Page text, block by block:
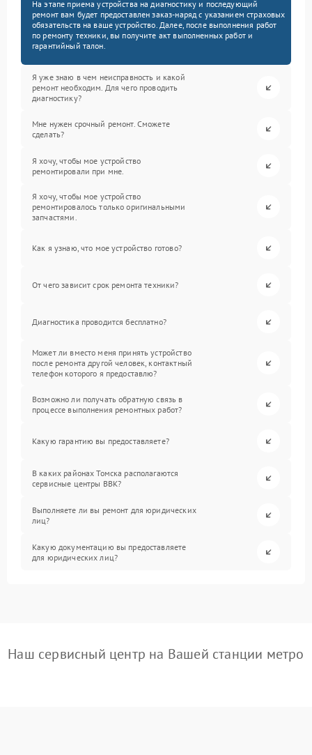
На этапе приема устройства на диагностику и последующий
ремонт вам будет предоставлен заказ-наряд с указанием страховых
обязательств на ваше устройство. Далее, после выполнения работ
по ремонту техники, вы получите акт выполненных работ и
гарантийный талон.
Я уже знаю в чем неисправность и какой
ремонт необходим. Для чего проводить
диагностику?
Мне нужен срочный ремонт. Сможете
сделать?
Я хочу, чтобы мое устройство
ремонтировали при мне.
Я хочу, чтобы мое устройство
ремонтировалось только оригинальными
запчастями.
Как я узнаю, что мое устройство готово?
От чего зависит срок ремонта техники?
Диагностика проводится бесплатно?
Может ли вместо меня принять устройство
после ремонта другой человек, контактный
телефон которого я предоставлю?
Возможно ли получать обратную связь в
процессе выполнения ремонтных работ?
Какую гарантию вы предоставляете?
В каких районах Томска располагаются
сервисные центры BBK?
Выполняете ли вы ремонт для юридических
лиц?
Какую документацию вы предоставляете
для юридических лиц?
Наш сервисный центр на Вашей станции метро